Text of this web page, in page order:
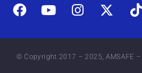
© Copyright 2017 – 2025, AMSAFE